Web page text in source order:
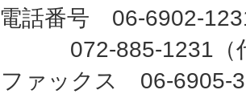
電話番号 06-6902-
072-885-1231（
ファックス 06-6905-